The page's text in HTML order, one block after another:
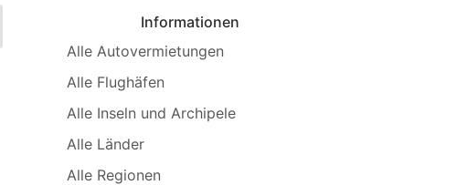
Informationen
Alle Autovermietungen
Alle Flughäfen
Alle Inseln und Archipele
Alle Länder
Alle Regionen